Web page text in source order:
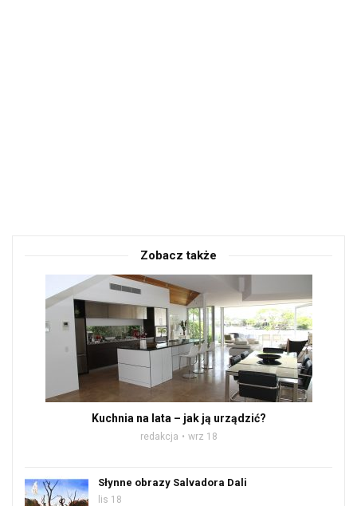
Zobacz także
Kuchnia na lata – jak ją urządzić?
redakcja wrz 18
Słynne obrazy Salvadora Dali
lis 18